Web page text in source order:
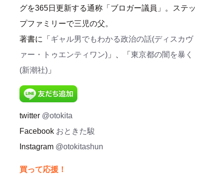
グを365日更新する通称「ブロガー議員」。ステッ
プファミリーで三児の父。
著書に「 ギャル男でもわかる政治の話(ディスカヴ
ァー・トゥエンティワン) 」、「 東京都の闇を暴く
(新潮社) 」
twitter @otokita
Facebook おときた駿
Instagram @otokitashun
買って応援！